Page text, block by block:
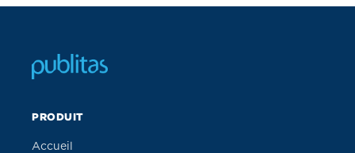
PRODUIT
Accueil